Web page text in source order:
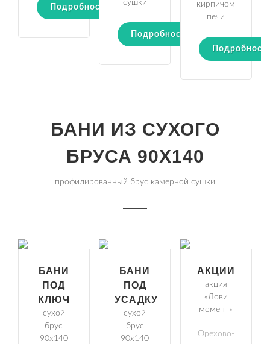
Подробности
сушки
Подробности
кирпичом
печи
БАНИ ИЗ СУХОГО
БРУСА 90Х140
профилированный брус камерной сушки
БАНИ
ПОД
КЛЮЧ
сухой
брус
90х140
БАНИ
ПОД
УСАДКУ
сухой
брус
90х140
АКЦИИ
акция
«Лови
момент»
Орехово-